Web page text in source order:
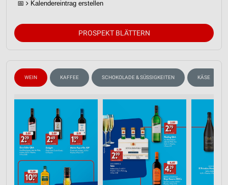
📅 Kalendereintrag erstellen
PROSPEKT BLÄTTERN
WEIN KAFFEE SCHOKOLADE & SÜSSIGKEITEN KÄSE